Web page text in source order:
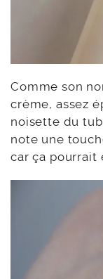
Comme son
crème, assez
noisette du
note une
car ça pourrait